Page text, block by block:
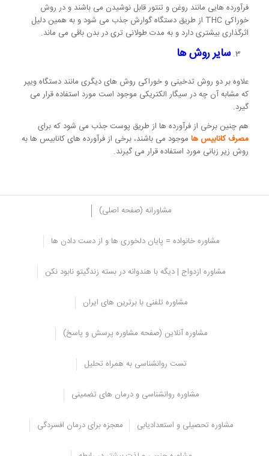
فرآورده هایی مانند روغن و تنتور قابل نوشیدن می باشند و در روش
خوراکی THC از طریق دستگاه گوارش جذب می شود و به همین دلیل
اثرگذاری بیشتری دارد و به مدت طولانی تری در بدن باقی می ماند.
سایر روش ها
علاوه بر دو روش تدخینی و خوراکی روش های دیگری مانند دستگاه ویپر
که مشابه آن چه در سیگار الکتریکی موجود است مورد استفاده قرار می
گیرد.
هم چنین برخی از فرآورده ها از طریق پوست جذب می شود که برای
مصرف کانابیس ها موجود می باشند، برخی از فرآورده های کانابیس ها به
روش زیر زبانی مورد استفاده قرار می گیرند.
مشاورانه (صفحه اصلی)
مشاوره خانواده = پایان دلخوری ها و از دست دادن ها
مشاوره ازدواج | دیگه با هندوانه در بسته زندگیتو نابود نکن
مشاوره تلفنی با برترین های ایران
مشاوره آنلاین (صفحه مشاوره پرسش و پاسخ)
تست روانشناسی به همراه تحلیل
مشاوره روانشناسی و درمان های تضمینی
مشاوره تحصیلی و استعدادیابی معجزه برای درمان افسردگی
اثرات و عوارض مصرف کانابیس ها
بسیاری از اثراتی که کانابیس ها ایجاد می کنند به خاطر ماده موثر THC
موجود در آن می باشد این ماده واکنش های جسمی و روانی خاصی را در
خود ایجاد می کند و می توان به عوارض و علائم مصرف کانابیس ها به